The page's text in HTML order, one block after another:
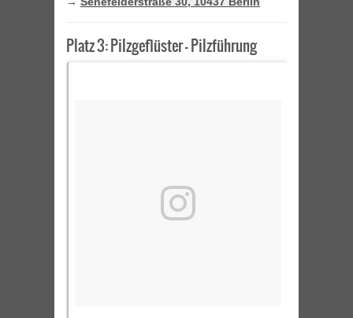
Platz 3: Pilzgeflüster – Pilzführung